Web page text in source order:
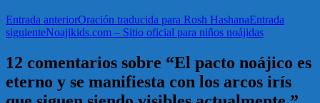
Entrada anteriorOración traducida para Rosh HashanaEntrada
siguienteNoajikids.com – Sitio oficial para niños noájidas
12 comentarios sobre “El pacto noájico es
eterno y se manifiesta con los arcos irís